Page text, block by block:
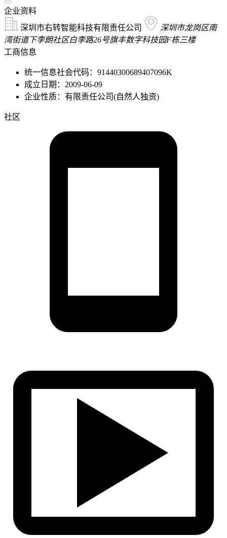
企业资料
深圳市右转智能科技有限责任公司
深圳市龙岗区南
湾街道下李朗社区白李路26号旗丰数字科技园F栋三楼
工商信息
统一信息社会代码：91440300689407096K
成立日期：2009-06-09
企业性质：有限责任公司(自然人独资)
社区